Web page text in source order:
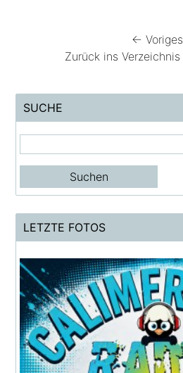
← Voriges
Zurück ins Verzeichnis
SUCHE
LETZTE FOTOS